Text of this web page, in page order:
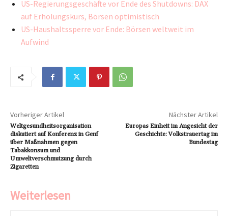
US-Regierungsgeschäfte vor Ende des Shutdowns: DAX
auf Erholungskurs, Börsen optimistisch
US-Haushaltssperre vor Ende: Börsen weltweit im
Aufwind
Vorheriger Artikel
Weltgesundheitsorganisation
diskutiert auf Konferenz in Genf
über Maßnahmen gegen
Tabakkonsum und
Umweltverschmutzung durch
Zigaretten
Nächster Artikel
Europas Einheit im Angesicht der
Geschichte: Volkstrauertag im
Bundestag
Weiterlesen